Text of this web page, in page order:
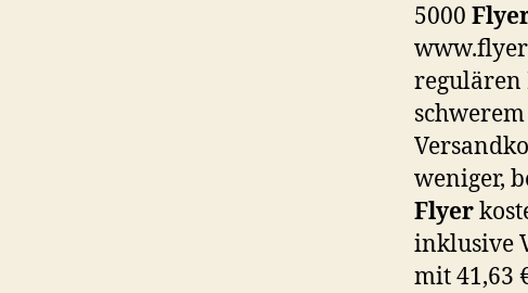
5000
regulären
weniger,
Flyer
inklusive
mit 41,63